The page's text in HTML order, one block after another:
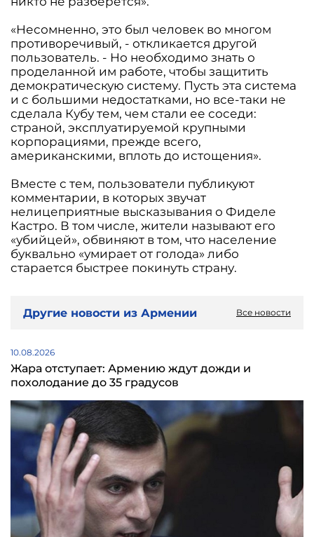
«Несомненно, это был человек во многом
противоречивый, - откликается другой
пользователь. - Но необходимо знать о
проделанной им работе, чтобы защитить
демократическую систему. Пусть эта система
и с большими недостатками, но все-таки не
сделала Кубу тем, чем стали ее соседи:
страной, эксплуатируемой крупными
корпорациями, прежде всего,
американскими, вплоть до истощения».
Вместе с тем, пользователи публикуют
комментарии, в которых звучат
нелицеприятные высказывания о Фиделе
Кастро. В том числе, жители называют его
«убийцей», обвиняют в том, что население
буквально «умирает от голода» либо
старается быстрее покинуть страну.
Другие новости из Армении Все новости
10.08.2026
Жара отступает: Армению ждут дожди и
похолодание до 35 градусов